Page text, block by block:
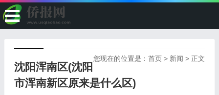
您现在的位置是：首页 > 新闻 > 正文
沈阳浑南区(沈阳
市浑南新区原来是什么区)